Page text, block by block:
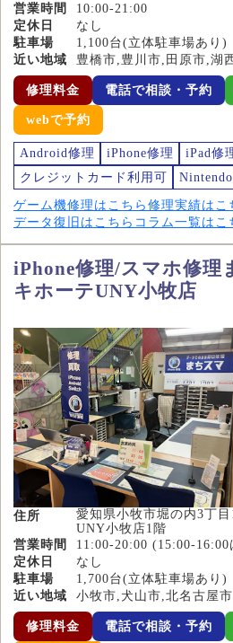
営業時間
10:00-21:00
定休日
なし
駐車場
1,100台(立体駐車場あり)
近い地域
豊橋市,豊川市,田原市,湖
修理料金 電話で相談・予約
webで予約
Android修理 iPhone修理
iPad修
クレジットカード利用可
ゲーム機修理はこちら 修理実績はこ
データ復旧はこちら コラム一覧はこ
iPhone修理/スマホ修理
キホーテUNY小牧店
住所
愛知県小牧市堀の内3丁
UNY小牧店1階
営業時間
11:00-20:00 (15:00-
定休日
なし
駐車場
1,700台(立体駐車場あり)
近い地域
小牧市,犬山市,北名古屋市
修理料金 電話で相談・予約